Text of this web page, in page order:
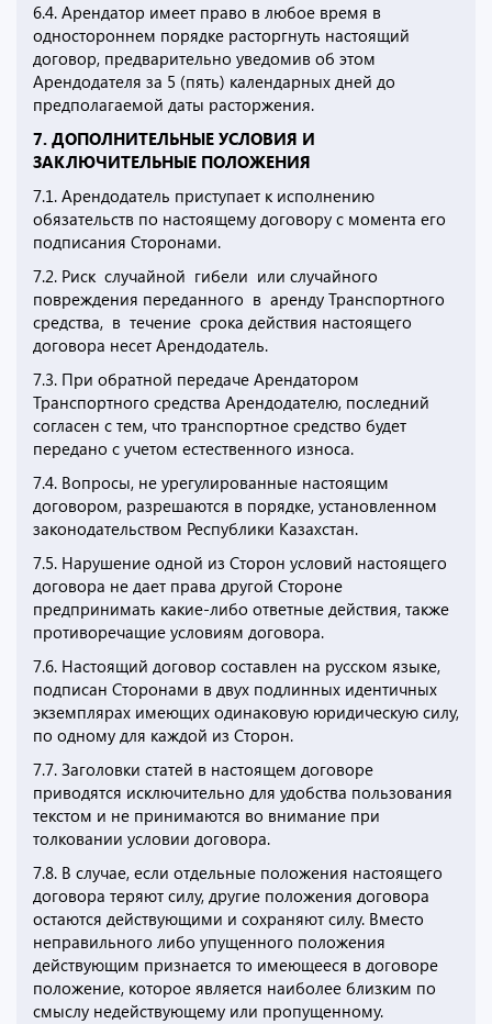
6.4. Арендатор имеет право в любое время в
одностороннем порядке расторгнуть настоящий
договор, предварительно уведомив об этом
Арендодателя за 5 (пять) календарных дней до
предполагаемой даты расторжения.
7. ДОПОЛНИТЕЛЬНЫЕ УСЛОВИЯ И
ЗАКЛЮЧИТЕЛЬНЫЕ ПОЛОЖЕНИЯ
7.1. Арендодатель приступает к исполнению
обязательств по настоящему договору с момента его
подписания Сторонами.
7.2. Риск случайной гибели или случайного
повреждения переданного в аренду Транспортного
средства, в течение срока действия настоящего
договора несет Арендодатель.
7.3. При обратной передаче Арендатором
Транспортного средства Арендодателю, последний
согласен с тем, что транспортное средство будет
передано с учетом естественного износа.
7.4. Вопросы, не урегулированные настоящим
договором, разрешаются в порядке, установленном
законодательством Республики Казахстан.
7.5. Нарушение одной из Сторон условий настоящего
договора не дает права другой Стороне
предпринимать какие-либо ответные действия, также
противоречащие условиям договора.
7.6. Настоящий договор составлен на русском языке,
подписан Сторонами в двух подлинных идентичных
экземплярах имеющих одинаковую юридическую силу,
по одному для каждой из Сторон.
7.7. Заголовки статей в настоящем договоре
приводятся исключительно для удобства пользования
текстом и не принимаются во внимание при
толковании условии договора.
7.8. В случае, если отдельные положения настоящего
договора теряют силу, другие положения договора
остаются действующими и сохраняют силу. Вместо
неправильного либо упущенного положения
действующим признается то имеющееся в договоре
положение, которое является наиболее близким по
смыслу недействующему или пропущенному.